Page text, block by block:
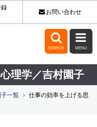
お問い合わせ

SEARCH

MENU
理学／吉村園子
一覧
仕事の効率を上げる思